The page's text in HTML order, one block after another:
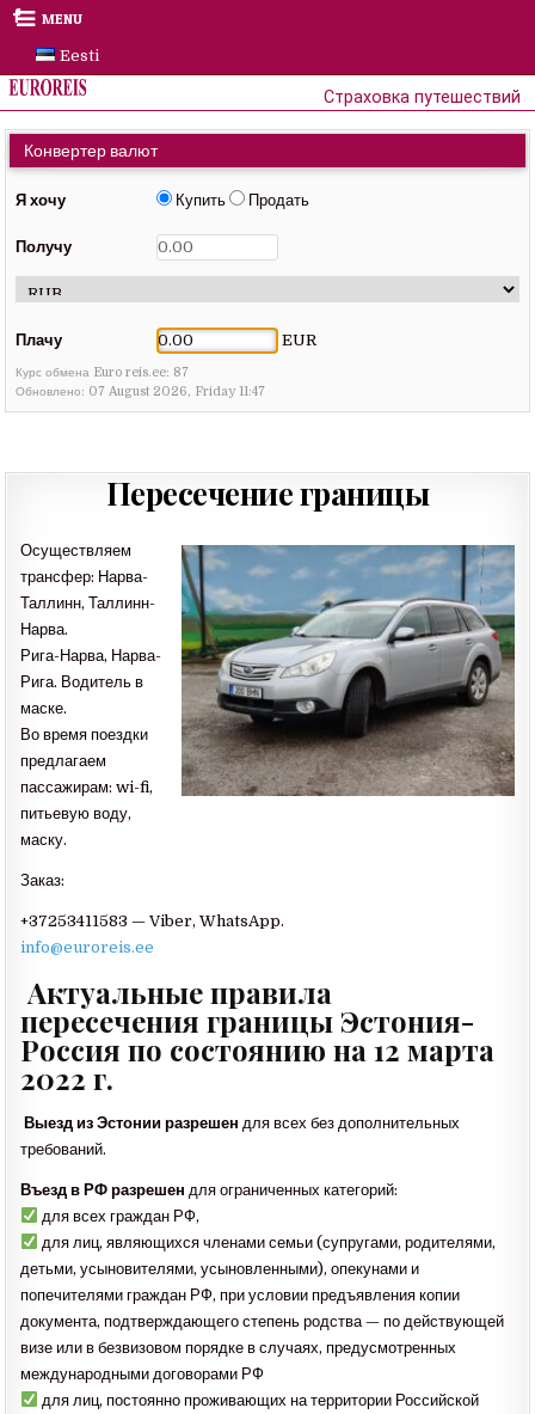
Skip
content
MENU
Eesti
Страховка путешествий
Конвертер валют
Я хочу Купить Продать
Получу
Плачу EUR
Курс обмена Euro reis.ee: 87
Обновлено: 07 August 2026, Friday 11:47
Пересечение границы
Осуществляем
трансфер: Нарва-
Таллинн, Таллинн-
Нарва.
Рига-Нарва, Нарва-
Рига. Водитель в
маске.
Во время поездки
предлагаем
пассажирам: wi-fi,
питьевую воду,
маску.
Заказ:
+37253411583 — Viber, WhatsApp.
info@euroreis.ee
Актуальные правила
пересечения границы Эстония-
Россия по состоянию на 12 марта
2022 г.
Выезд из Эстонии разрешен для всех без дополнительных
требований.
Въезд в РФ разрешен для ограниченных категорий:
для всех граждан РФ,
для лиц, являющихся членами семьи (супругами, родителями,
детьми, усыновителями, усыновленными), опекунами и
попечителями граждан РФ, при условии предъявления копии
документа, подтверждающего степень родства — по действующей
визе или в безвизовом порядке в случаях, предусмотренных
международными договорами РФ
для лиц, постоянно проживающих на территории Российской